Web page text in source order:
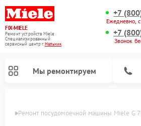
FIX-MIELE
Ремонт устройств Miele
Специализированный
cервисный центр г.Нальчик
+7
Ежедневно,
+7
Звонок
Мы ремонтируем
Ремонт посудомоечной машины Miele G